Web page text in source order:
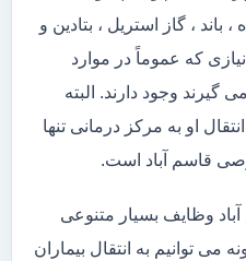
باند ، گاز استریل ، بتادین و
که عموماً در موارد
گیرند وجود دارند. البته
او به مرکز درمانی تنها
قاسم آباد است.
وظایف بسیار متنوعی
می توانیم به انتقال بیماران